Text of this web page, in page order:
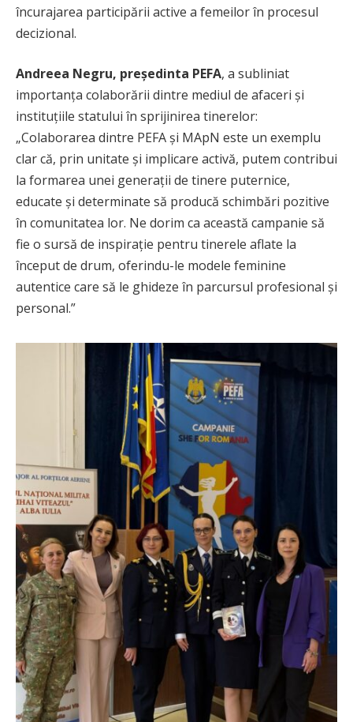
încurajarea participării active a femeilor în procesul
decizional.
Andreea Negru, președinta PEFA, a subliniat
importanța colaborării dintre mediul de afaceri și
instituțiile statului în sprijinirea tinerelor:
„Colaborarea dintre PEFA și MApN este un exemplu
clar că, prin unitate și implicare activă, putem contribui
la formarea unei generații de tinere puternice,
educate și determinate să producă schimbări pozitive
în comunitatea lor. Ne dorim ca această campanie să
fie o sursă de inspirație pentru tinerele aflate la
început de drum, oferindu-le modele feminine
autentice care să le ghideze în parcursul profesional și
personal.”